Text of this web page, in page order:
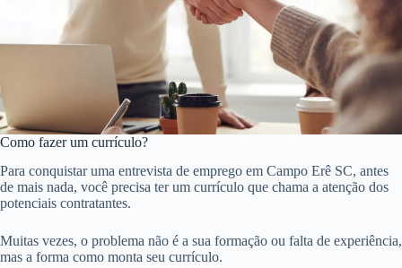
Como fazer um currículo?
Para conquistar uma entrevista de emprego em Campo Erê SC, antes
de mais nada, você precisa ter um currículo que chama a atenção dos
potenciais contratantes.
Muitas vezes, o problema não é a sua formação ou falta de experiência,
mas a forma como monta seu currículo.